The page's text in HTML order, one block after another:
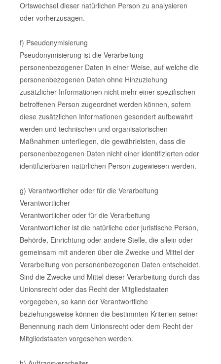
Ortswechsel dieser natürlichen Person zu analysieren
oder vorherzusagen.
f) Pseudonymisierung
Pseudonymisierung ist die Verarbeitung
personenbezogener Daten in einer Weise, auf welche die
personenbezogenen Daten ohne Hinzuziehung
zusätzlicher Informationen nicht mehr einer spezifischen
betroffenen Person zugeordnet werden können, sofern
diese zusätzlichen Informationen gesondert aufbewahrt
werden und technischen und organisatorischen
Maßnahmen unterliegen, die gewährleisten, dass die
personenbezogenen Daten nicht einer identifizierten oder
identifizierbaren natürlichen Person zugewiesen werden.
g) Verantwortlicher oder für die Verarbeitung
Verantwortlicher
Verantwortlicher oder für die Verarbeitung
Verantwortlicher ist die natürliche oder juristische Person,
Behörde, Einrichtung oder andere Stelle, die allein oder
gemeinsam mit anderen über die Zwecke und Mittel der
Verarbeitung von personenbezogenen Daten entscheidet.
Sind die Zwecke und Mittel dieser Verarbeitung durch das
Unionsrecht oder das Recht der Mitgliedstaaten
vorgegeben, so kann der Verantwortliche
beziehungsweise können die bestimmten Kriterien seiner
Benennung nach dem Unionsrecht oder dem Recht der
Mitgliedstaaten vorgesehen werden.